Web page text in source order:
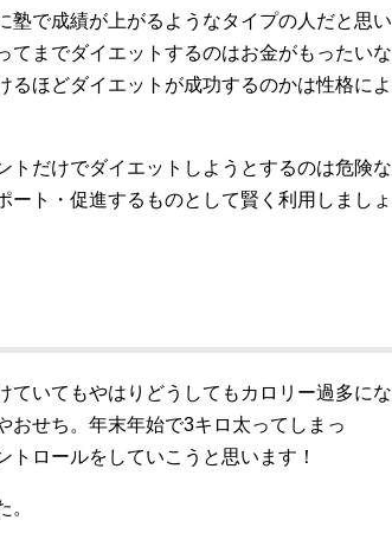
塾で成績が上がるようなタイプの人だと思い
てまでダイエットするのはお金がもったいな
ほどダイエットが成功するのかは性格によ
トだけでダイエットしようとするのは危険な
ト・促進するものとして賢く利用しましょ
ていてもやはりどうしてもカロリー過多にな
おせち。年末年始で3キロ太ってしまっ
ロールをしていこうと思います！
。